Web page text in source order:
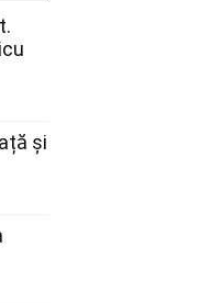
și